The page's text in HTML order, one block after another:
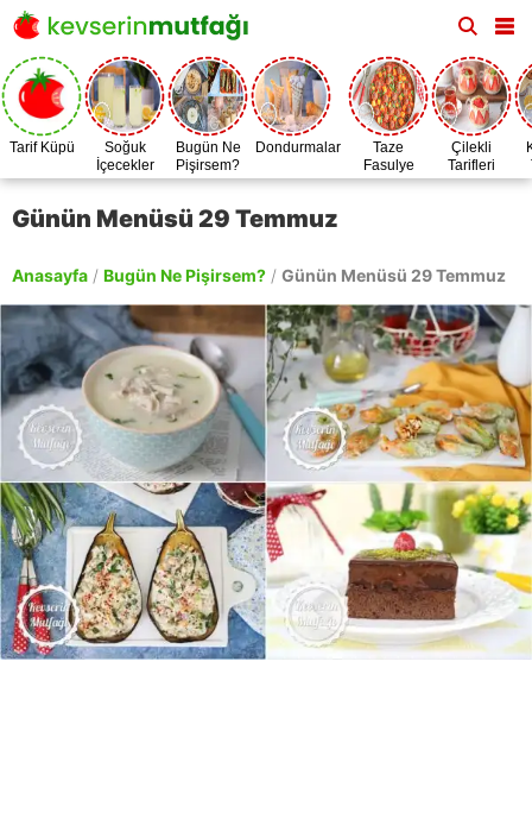
Tarif Küpü
Soğuk
İçecekler
Bugün Ne
Pişirsem?
Dondurmalar
Taze
Fasulye
Zamanı
Çilekli
Tarifleri
Günün Menüsü 29 Temmuz
Anasayfa / Bugün Ne Pişirsem? / Günün Menüsü 29 Temmuz